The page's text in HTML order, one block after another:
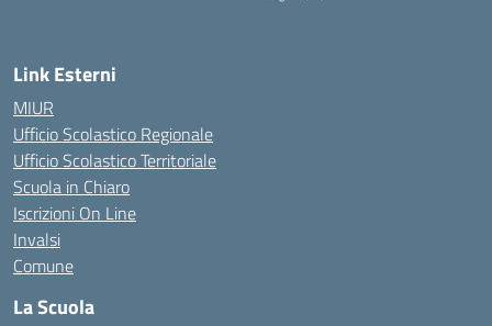
— Visita la pagina iniziale della scuola
Link Esterni
MIUR
Ufficio Scolastico Regionale
Ufficio Scolastico Territoriale
Scuola in Chiaro
Iscrizioni On Line
Invalsi
Comune
La Scuola